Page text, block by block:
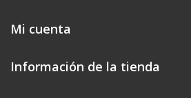
Mi cuenta
Información de la tienda